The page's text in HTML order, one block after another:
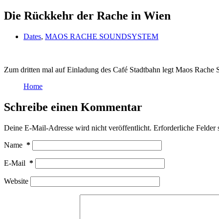
Die Rückkehr der Rache in Wien
Dates, MAOS RACHE SOUNDSYSTEM
Zum dritten mal auf Einladung des Café Stadtbahn legt Maos
Home
Schreibe einen Kommentar
Deine E-Mail-Adresse wird nicht veröffentlicht. Erforderliche Felder
Name *
E-Mail *
Website